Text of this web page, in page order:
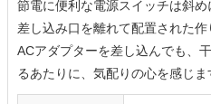
節電に便利な電源スイッチは斜
差し込み口を離れて配置された作
ACアダプターを差し込んでも、
るあたりに、気配りの心を感じま